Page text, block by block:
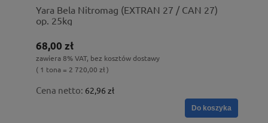
Yara Bela Nitromag (EXTRAN 27 / CAN 27)
op. 25kg
68,00 zł
zawiera 8% VAT, bez kosztów dostawy
( 1 tona = 2 720,00 zł )
Cena netto: 62,96 zł
Do koszyka